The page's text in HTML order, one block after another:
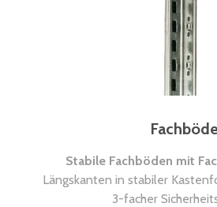
Stabile Fachböden mit
Längskanten in stabiler
3-facher